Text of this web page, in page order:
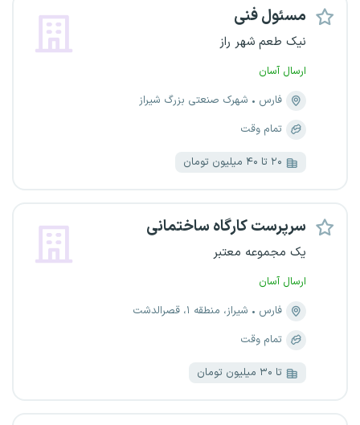
مسئول فنی
نیک طعم شهر راز
ارسال آسان
فارس
شهرک صنعتی بزرگ شیراز
تمام وقت
۲۰ تا ۴۰ میلیون تومان
سرپرست کارگاه ساختمانی
یک مجموعه معتبر
ارسال آسان
فارس
شیراز، منطقه ۱، قصرالدشت
تمام وقت
تا ۳۰ میلیون تومان